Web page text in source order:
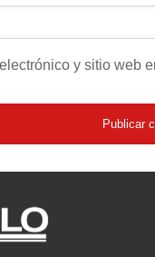
y sitio web